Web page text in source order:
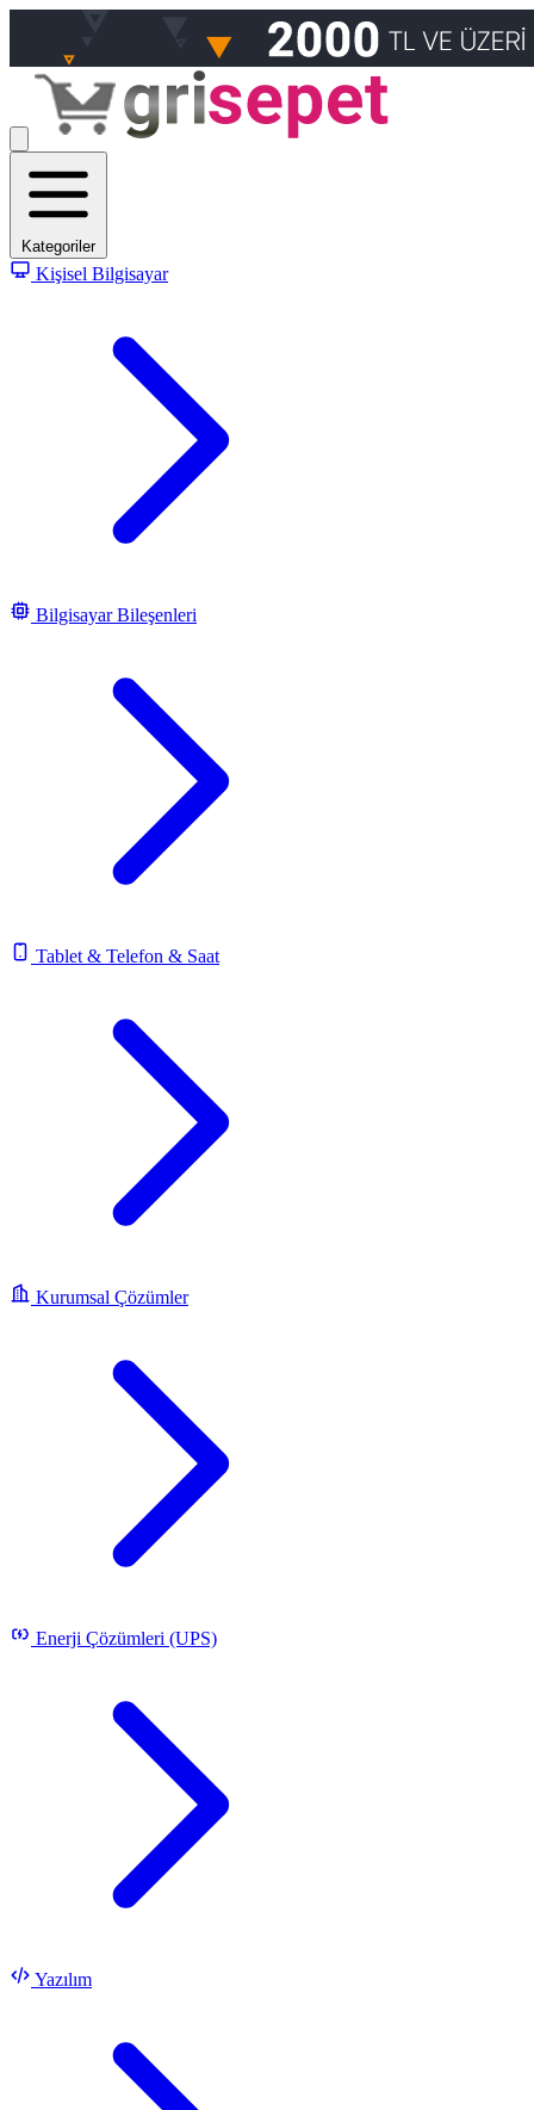
Kategoriler
Kişisel Bilgisayar
Bilgisayar Bileşenleri
Tablet & Telefon & Saat
Kurumsal Çözümler
Enerji Çözümleri (UPS)
Yazılım